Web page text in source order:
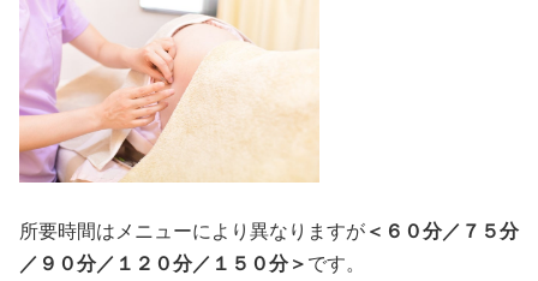
所要時間はメニューにより異なりますが ＜６０分／７５分
／９０分／１２０分／１５０分＞ です。